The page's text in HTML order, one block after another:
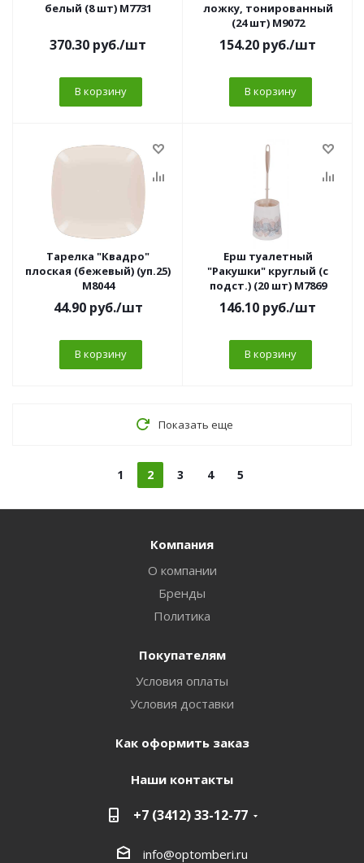
белый (8 шт) М7731
370.30 руб./шт
В корзину
ложку, тонированный
(24 шт) М9072
154.20 руб./шт
В корзину
Тарелка "Квадро"
плоская (бежевый) (уп.25)
М8044
44.90руб./шт
В корзину
Ерш туалетный
"Ракушки" круглый (с
подст.) (20 шт) М7869
146.10 руб./шт
В корзину
Показать еще
1 2 3 4 5
Компания
О компании
Бренды
Политика
Покупателям
Условия оплаты
Условия доставки
Как оформить заказ
Наши контакты
+7 (3412) 33-12-77
info@optomberi.ru